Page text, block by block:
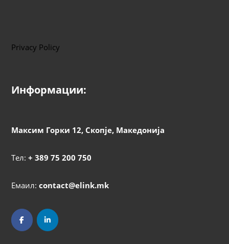
Privacy Policy
Информации:
Максим Горки 12, Скопје, Македонија
Тел: + 389 75 200 750
Емаил: contact@elink.mk